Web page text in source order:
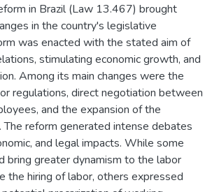
in Brazil (Law 13.467) brought
in the country's legislative
was enacted with the stated aim of
stimulating economic growth, and
Among its main changes were the
regulations, direct negotiation between
and the expansion of the
The reform generated intense debates
and legal impacts. While some
bring greater dynamism to the labor
the hiring of labor, others expressed